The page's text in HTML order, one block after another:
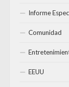
Informe
Comunidad
EEUU